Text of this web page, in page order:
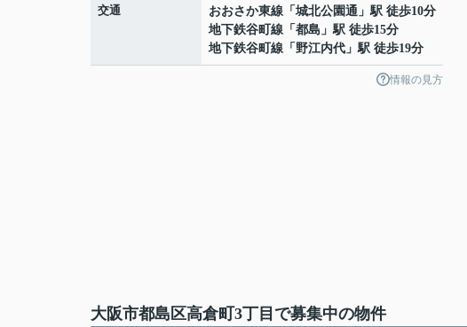
交通 おおさか東線 「 城北公園通 」駅 徒歩10分
地下鉄谷町線 「 都島 」駅 徒歩15分
地下鉄谷町線 「 野江内代 」駅 徒歩19分
情報の見方
大阪市都島区高倉町3丁目で募集中の物件